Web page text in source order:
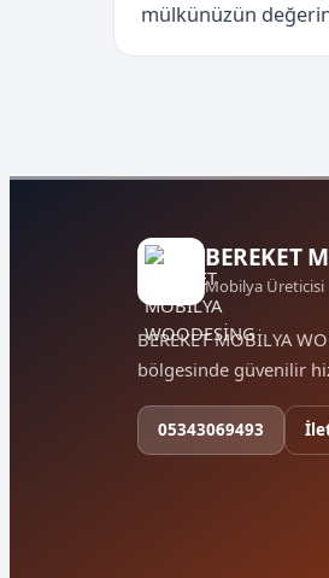
mülkünüzün
BEREKET
Mobilya Üreticisi
BEREKET MOBİLYA
bölgesinde güvenilir
05343069493